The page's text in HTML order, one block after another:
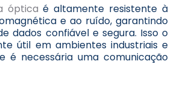
óptica é altamente resistente à
e ao ruído, garantindo
dados confiável e segura. Isso o
útil em ambientes industriais e
é necessária uma comunicação